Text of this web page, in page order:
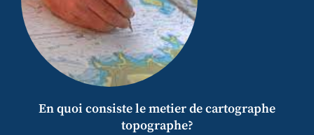
En quoi consiste le metier de cartographe
topographe?